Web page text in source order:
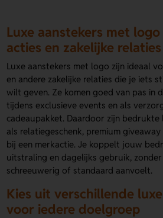
Luxe aanstekers met
acties en zakelijke relaties
Luxe aanstekers met logo zijn ideaal
en andere zakelijke relaties die je iets
wilt geven. Ze komen goed van pas in
tijdens exclusieve events en als
cadeaupakket. Daardoor zijn
als relatiegeschenk, premium
bij een merkactie. Je koppelt jouw
uitstraling en dagelijks gebruik,
schreeuwerig of standaard aanvoelt.
Kies uit verschillende
voor iedere doelgroep